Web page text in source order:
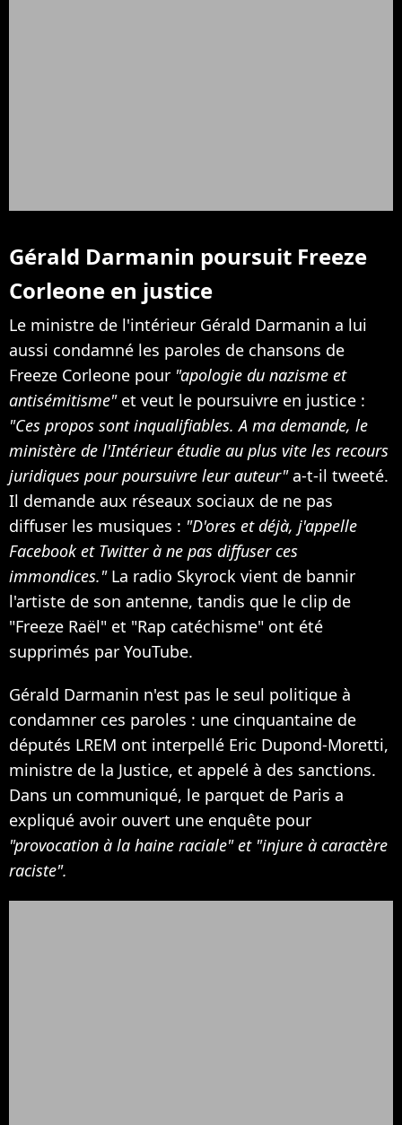
Gérald Darmanin poursuit Freeze
Corleone en justice
Le ministre de l'intérieur Gérald Darmanin a lui
aussi condamné les paroles de chansons de
Freeze Corleone pour "apologie du nazisme et
antisémitisme"et veut le poursuivre en justice :
"Ces propos sont inqualifiables. A ma demande, le
ministère de l'Intérieur étudie au plus vite les recours
juridiques pour poursuivre leur auteur"a-t-il tweeté.
Il demande aux réseaux sociaux de ne pas
diffuser les musiques : "D'ores et déjà, j'appelle
Facebook et Twitter à ne pas diffuser ces
immondices." La radio Skyrock vient de bannir
l'artiste de son antenne, tandis que le clip de
"Freeze Raël" et "Rap catéchisme" ont été
supprimés par YouTube.
Gérald Darmanin n'est pas le seul politique à
condamner ces paroles : une cinquantaine de
députés LREM ont interpellé Eric Dupond-Moretti,
ministre de la Justice, et appelé à des sanctions.
Dans un communiqué, le parquet de Paris a
expliqué avoir ouvert une enquête pour
"provocation à la haine raciale" et "injure à caractère
raciste".